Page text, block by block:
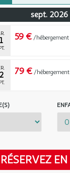
sept. 2026
59 € /hébergement
79 € /hébergement
/
RÉSERVEZ